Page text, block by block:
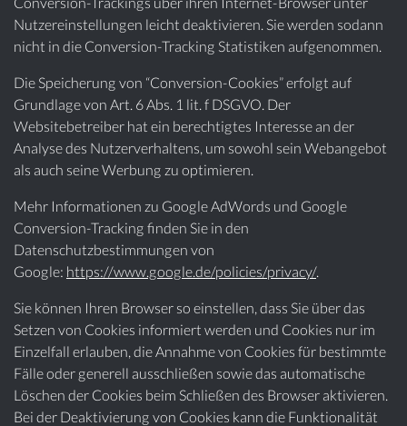
Nutzereinstellungen leicht deaktivieren. Sie werden sodann
nicht in die Conversion-Tracking Statistiken aufgenommen.
Die Speicherung von “Conversion-Cookies” erfolgt auf
Grundlage von Art. 6 Abs. 1 lit. f DSGVO. Der
Websitebetreiber hat ein berechtigtes Interesse an der
Analyse des Nutzerverhaltens, um sowohl sein Webangebot
als auch seine Werbung zu optimieren.
Mehr Informationen zu Google AdWords und Google
Conversion-Tracking finden Sie in den
Datenschutzbestimmungen von
Google: https://www.google.de/policies/privacy/.
Sie können Ihren Browser so einstellen, dass Sie über das
Setzen von Cookies informiert werden und Cookies nur im
Einzelfall erlauben, die Annahme von Cookies für bestimmte
Fälle oder generell ausschließen sowie das automatische
Löschen der Cookies beim Schließen des Browser aktivieren.
Bei der Deaktivierung von Cookies kann die Funktionalität